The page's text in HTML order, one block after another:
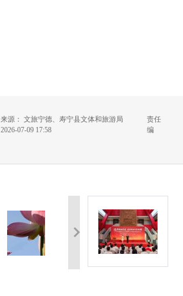
来源： 文旅宁德、寿宁县文体和旅游局
2026-07-09 17:58
责任
编